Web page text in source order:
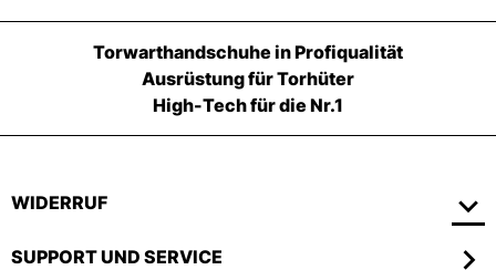
Torwarthandschuhe in Profiqualität
Ausrüstung für Torhüter
High-Tech für die Nr.1
WIDERRUF
SUPPORT UND SERVICE